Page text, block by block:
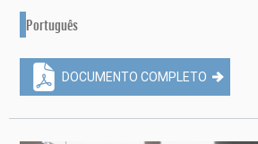
Português
DOCUMENTO COMPLETO